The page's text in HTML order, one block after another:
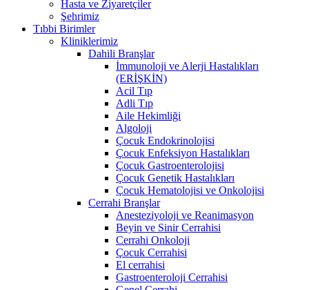
Hasta ve Ziyaretçiler
Şehrimiz
Tıbbi Birimler
Kliniklerimiz
Dahili Branşlar
İmmunoloji ve Alerji Hastalıkları
(ERİŞKİN)
Acil Tıp
Adli Tıp
Aile Hekimliği
Algoloji
Çocuk Endokrinolojisi
Çocuk Enfeksiyon Hastalıkları
Çocuk Gastroenterolojisi
Çocuk Genetik Hastalıkları
Çocuk Hematolojisi ve Onkolojisi
Cerrahi Branşlar
Anesteziyoloji ve Reanimasyon
Beyin ve Sinir Cerrahisi
Cerrahi Onkoloji
Çocuk Cerrahisi
El cerrahisi
Gastroenteroloji Cerrahisi